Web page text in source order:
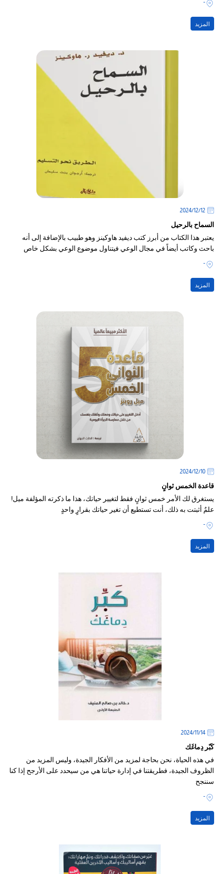
المزيد
12‏/12‏/2024
السماح بالرحيل
يعتبر هذا الكتاب من أبرز كتب ديفيد هاوكينز وهو طبيب بالإضافة إلى أنه
باحث وكاتب أيضاً في مجال الوعي فيتناول موضوع الوعي بشكل خاص
-
المزيد
10‏/12‏/2024
قاعدة الخمس ثوانٍ
يستغرق لك الأمر خمس ثوانٍ فقط لتغيير حياتك، هذا ما ذكرته المؤلفة ميل!
علمٌ أثبتت به ذلك، أنت تستطيع أن تغير حياتك بقرارٍ واحدٍ
-
المزيد
14‏/11‏/2024
كَبّر دِماغَك
في هذه الحياة، نحن بحاجة لمزيد من الأفكار الجيدة، وليس المزيد من
الظروف الجيدة، فطريقتنا في إدارة حياتنا هي من سيحدد على الأرجح إذا كنا
سننجح
-
المزيد